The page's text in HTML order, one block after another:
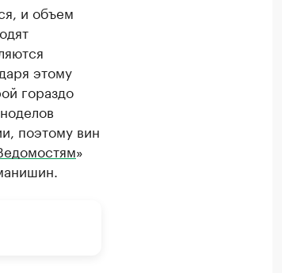
и объем
этому
гораздо
поэтому вин
»